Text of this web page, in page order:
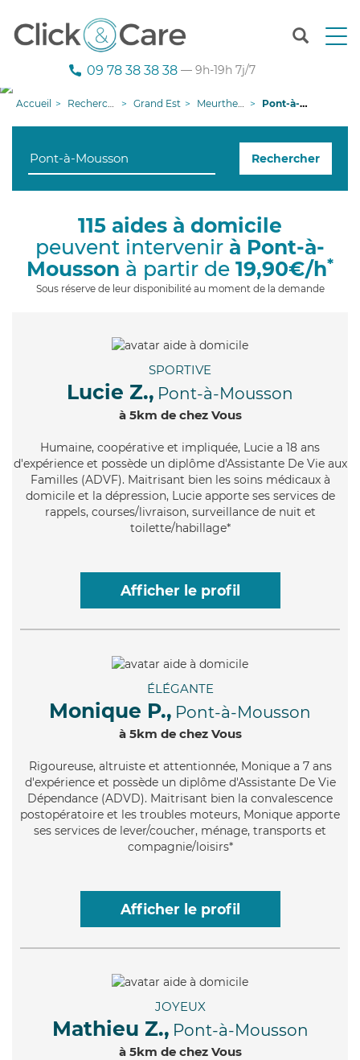
T
n
g
09 78 38 38 38 — 9h-19h 7j/7
Accueil Recherche aide à domicile Grand Est Meurthe-et-Moselle Pont-à-Mousson
Rechercher
115 aides à domicile
peuvent intervenir à Pont-à-
Mousson à partir de 19,90€/h*
Sous réserve de leur disponibilité au moment de la demande
SPORTIVE
Lucie Z., Pont-à-Mousson
à 5km de chez Vous
Humaine, coopérative et impliquée, Lucie a 18 ans
d'expérience et possède un diplôme d'Assistante De Vie aux
Familles (ADVF). Maitrisant bien les soins médicaux à
domicile et la dépression, Lucie apporte ses services de
rappels, courses/livraison, surveillance de nuit et
toilette/habillage*
Afficher le profil
ÉLÉGANTE
Monique P., Pont-à-Mousson
à 5km de chez Vous
Rigoureuse, altruiste et attentionnée, Monique a 7 ans
d'expérience et possède un diplôme d'Assistante De Vie
Dépendance (ADVD). Maitrisant bien la convalescence
postopératoire et les troubles moteurs, Monique apporte
ses services de lever/coucher, ménage, transports et
compagnie/loisirs*
Afficher le profil
JOYEUX
Mathieu Z., Pont-à-Mousson
à 5km de chez Vous